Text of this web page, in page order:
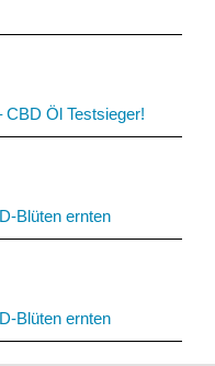
CBD Öl Testsieger!
Blüten ernten
Blüten ernten